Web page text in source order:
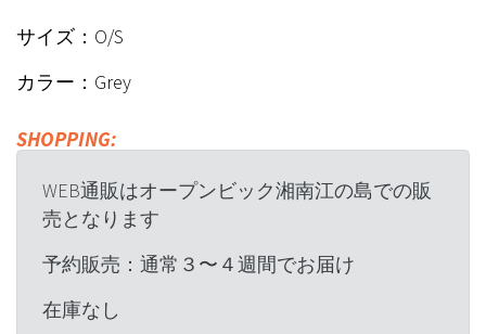
サイズ：O/S
カラー：Grey
SHOPPING:
WEB通販はオープンビック湘南江の島での販
売となります
予約販売：通常３〜４週間でお届け
在庫なし